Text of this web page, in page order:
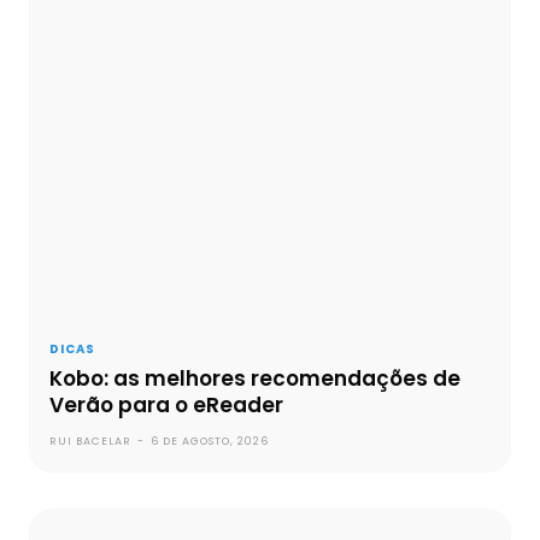
DICAS
Kobo: as melhores recomendações de
Verão para o eReader
RUI BACELAR - 6 DE AGOSTO, 2026